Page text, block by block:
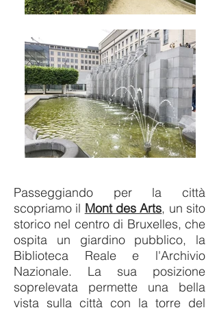
Passeggiando per la città
scopriamo il Mont des Arts, un sito
storico nel centro di Bruxelles, che
ospita un giardino pubblico, la
Biblioteca Reale e l'Archivio
Nazionale. La sua posizione
soprelevata permette una bella
vista sulla città con la torre del